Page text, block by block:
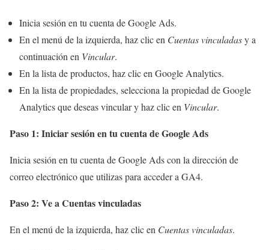
Inicia sesión en tu cuenta de Google Ads.
En el menú de la izquierda, haz clic en Cuentas vinculadasy a
continuación en Vincular.
En la lista de productos, haz clic en Google Analytics.
En la lista de propiedades, selecciona la propiedad de Google
Analytics que deseas vincular y haz clic en Vincular.
Paso 1: Iniciar sesión en tu cuenta de Google Ads
Inicia sesión en tu cuenta de Google Ads con la dirección de
correo electrónico que utilizas para acceder a GA4.
Paso 2: Ve a Cuentas vinculadas
En el menú de la izquierda, haz clic en Cuentas vinculadas.